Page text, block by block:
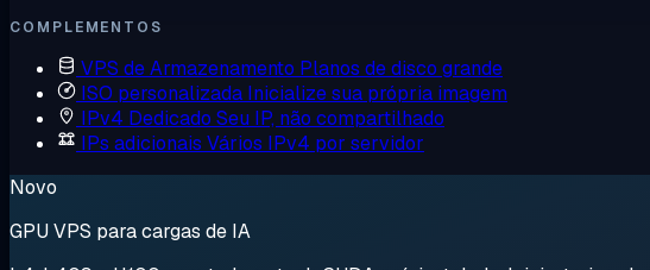
COMPLEMENTOS
VPS de Armazenamento Planos de disco grande
ISO personalizada Inicialize sua própria imagem
IPv4 Dedicado Seu IP, não compartilhado
IPs adicionais Vários IPv4 por servidor
Novo
GPU VPS para cargas de IA